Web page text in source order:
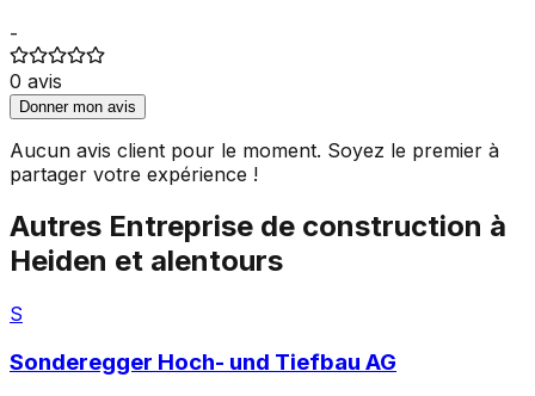
-
0 avis
Donner mon avis
Aucun avis client pour le moment. Soyez le premier à
partager votre expérience !
Autres Entreprise de construction à
Heiden et alentours
S
Sonderegger Hoch- und Tiefbau AG